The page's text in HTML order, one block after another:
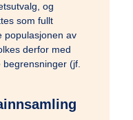
og
som fullt
populasjonen av
derfor med
(jf.